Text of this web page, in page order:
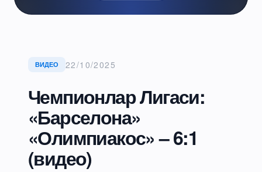
ВИДЕО 22/10/2025
Чемпионлар Лигаси:
«Барселона»
«Олимпиакос» – 6:1
(видео)